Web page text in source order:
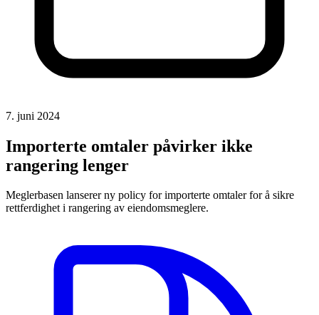
7. juni 2024
Importerte omtaler påvirker ikke
rangering lenger
Meglerbasen lanserer ny policy for importerte omtaler for å sikre
rettferdighet i rangering av eiendomsmeglere.